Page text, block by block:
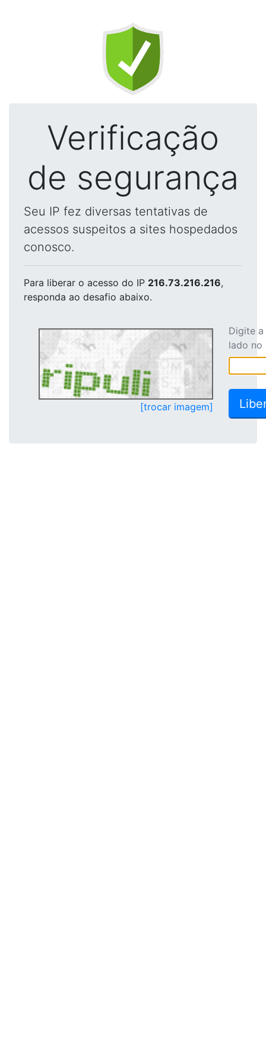
Verificação
de segurança
Seu IP fez diversas tentativas de
acessos suspeitos a sites hospedados
conosco.
Para liberar o acesso do IP 216.73.216.216,
responda ao desafio abaixo.
[trocar imagem]
Digite
lado no